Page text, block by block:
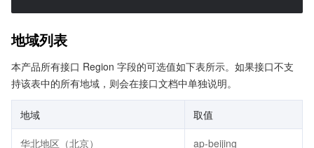
地域列表
本产品所有接口 Region 字段的可选值如下表所示。如果接口不支
持该表中的所有地域，则会在接口文档中单独说明。
地域 取值
华北地区（北京） ap-beijing